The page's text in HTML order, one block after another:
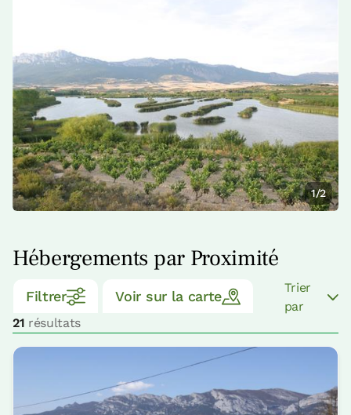
1/2
Hébergements par Proximité
Filtrer Voir sur la carte
21 résultats
Trier
par